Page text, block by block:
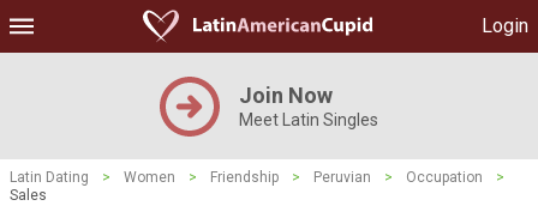
Login
Join Now
Meet Latin Singles
Latin Dating > Women > Friendship > Peruvian > Occupation
>
Sales